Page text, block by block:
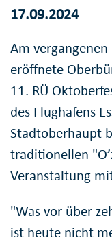
17.09.2024
Am
eröffnete
11. RÜ
des Flughafens
Stadtoberhaupt
traditionellen
Veranstaltung
"Was vor über
ist heute nicht